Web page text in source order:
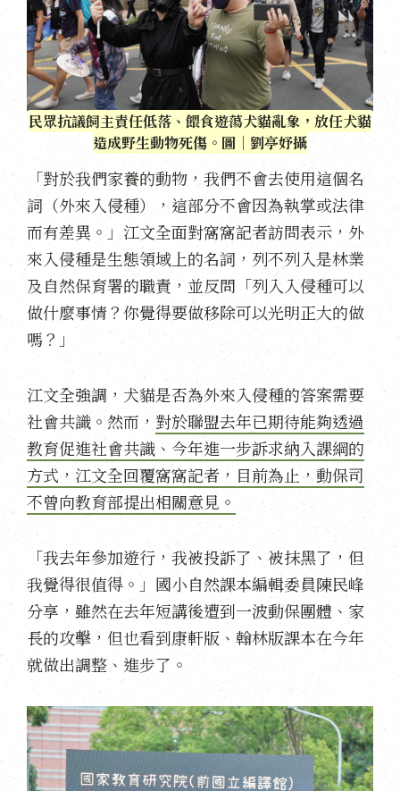
民眾抗議飼主責任低落、餵食遊蕩犬貓亂象，放任犬貓
造成野生動物死傷。圖｜劉亭妤攝
「對於我們家養的動物，我們不會去使用這個名
詞（外來入侵種），這部分不會因為執掌或法律
而有差異。」江文全面對窩窩記者訪問表示，外
來入侵種是生態領域上的名詞，列不列入是林業
及自然保育署的職責，並反問「列入入侵種可以
做什麼事情？你覺得要做移除可以光明正大的做
嗎？」
江文全強調，犬貓是否為外來入侵種的答案需要
社會共識。然而， 對於聯盟去年已期待能夠透過
教育促進社會共識、今年進一步訴求納入課綱的
方式，江文全回覆窩窩記者，目前為止，動保司
不曾向教育部提出相關意見。
「我去年參加遊行，我被投訴了、被抹黑了，但
我覺得很值得。」國小自然課本編輯委員陳民峰
分享，雖然在去年短講後遭到一波動保團體、家
長的攻擊，但也看到康軒版、翰林版課本在今年
就做出調整、進步了。